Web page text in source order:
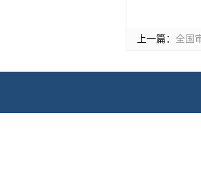
上一篇： 全国